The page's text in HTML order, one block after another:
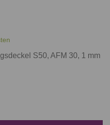
S50, AFM 30, 1 mm
S50 Menge